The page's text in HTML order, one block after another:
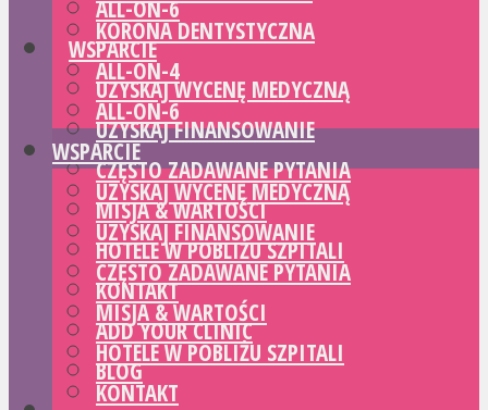
ALL-ON-6
WSPARCIE
UZYSKAJ WYCENĘ MEDYCZNĄ
UZYSKAJ FINANSOWANIE
CZĘSTO ZADAWANE PYTANIA
MISJA & WARTOŚCI
HOTELE W POBLIŻU SZPITALI
KONTAKT
ADD YOUR CLINIC
BLOG
KORONA DENTYSTYCZNA
ALL-ON-4
ALL-ON-6
WSPARCIE
UZYSKAJ WYCENĘ MEDYCZNĄ
UZYSKAJ FINANSOWANIE
CZĘSTO ZADAWANE PYTANIA
MISJA & WARTOŚCI
HOTELE W POBLIŻU SZPITALI
KONTAKT